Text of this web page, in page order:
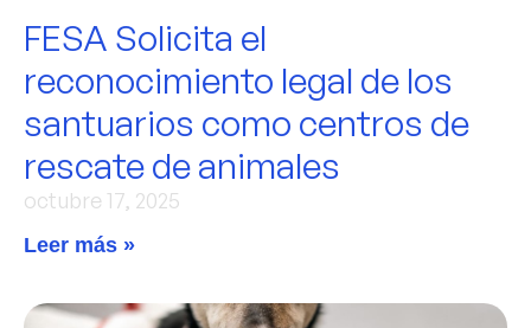
FESA Solicita el
reconocimiento legal de los
santuarios como centros de
rescate de animales
octubre 17, 2025
Leer más »